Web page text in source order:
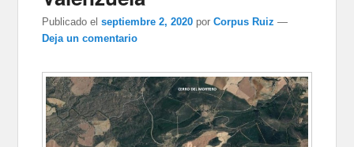
Publicado el septiembre 2, 2020 porCorpus Ruiz —
Deja un comentario